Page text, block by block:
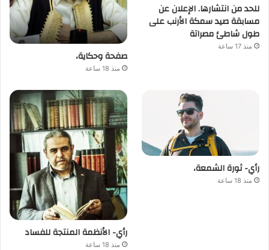
للحد من انتشارها. الإعلان عن
مسابقة صيد سمكة الأرنب على
طول شاطئ مصراتة
منذ 17 ساعة
صفحة وحكاية،
منذ 18 ساعة
رأي- ثورة الشمعة،
منذ 18 ساعة
رأي- الأنظمة المنتجة للفساد
منذ 18 ساعة